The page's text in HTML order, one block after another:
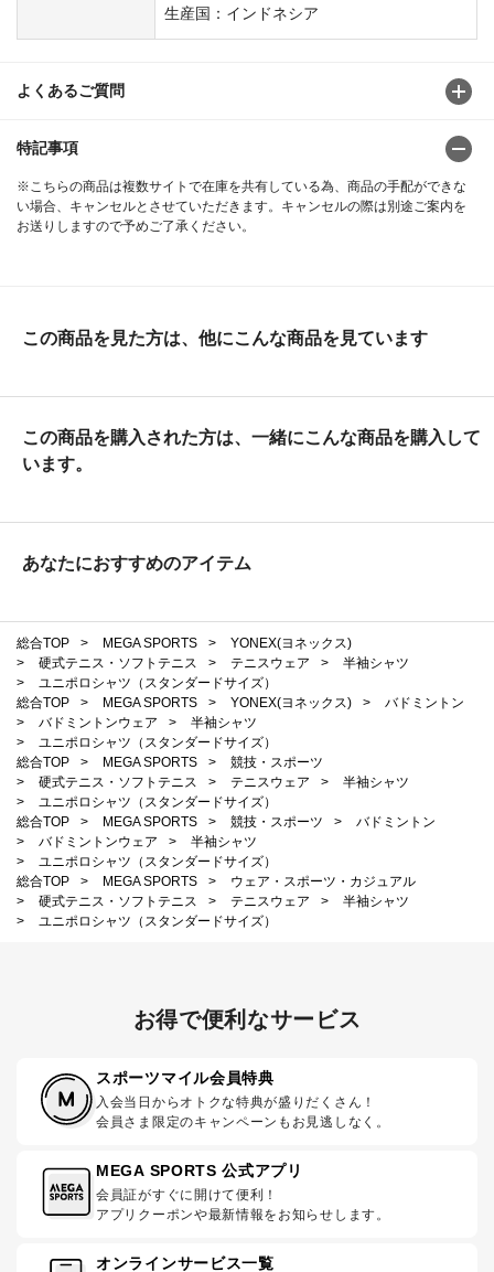
生産国：インドネシア
よくあるご質問
特記事項
※こちらの商品は複数サイトで在庫を共有している為、商品の手配ができな
い場合、キャンセルとさせていただきます。キャンセルの際は別途ご案内を
お送りしますので予めご了承ください。
この商品を見た方は、他にこんな商品を見ています
この商品を購入された方は、一緒にこんな商品を購入して
います。
あなたにおすすめのアイテム
総合TOP > MEGA SPORTS >
YONEX(ヨネックス)
>
硬式テニス・ソフトテニス > テニスウェア >
半袖シャツ
>
ユニポロシャツ（スタンダードサイズ）
総合TOP
> MEGA SPORTS > YONEX(ヨネックス) >
バドミントン
>
バドミントンウェア >
半袖シャツ
>
ユニポロシャツ（スタンダードサイズ）
総合TOP
> MEGA SPORTS >
競技・スポーツ
>
硬式テニス・ソフトテニス > テニスウェア >
半袖シャツ
>
ユニポロシャツ（スタンダードサイズ）
総合TOP
> MEGA SPORTS > 競技・スポーツ >
バドミントン
>
バドミントンウェア >
半袖シャツ
>
ユニポロシャツ（スタンダードサイズ）
総合TOP
> MEGA SPORTS >
ウェア・スポーツ・カジュアル
>
硬式テニス・ソフトテニス > テニスウェア >
半袖シャツ
>
ユニポロシャツ（スタンダードサイズ）
お得で便利なサービス
スポーツマイル会員特典
入会当日からオトクな特典が盛りだくさん！
会員さま限定のキャンペーンもお見逃しなく。
MEGA SPORTS 公式アプリ
会員証がすぐに開けて便利！
アプリクーポンや最新情報をお知らせします。
オンラインサービス一覧